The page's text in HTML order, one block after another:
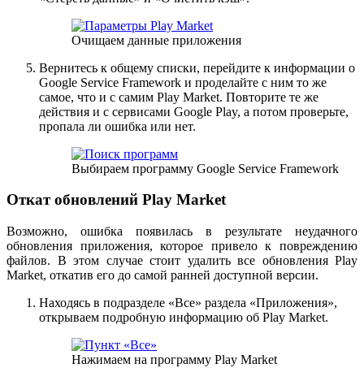
Очищаем данные приложения
Вернитесь к общему списки, перейдите к информации о
Google Service Framework и проделайте с ним то же
самое, что и с самим Play Market. Повторите те же
действия и с сервисами Google Play, а потом проверьте,
пропала ли ошибка или нет.
Выбираем программу Google Service Framework
Откат обновлений Play Market
Возможно, ошибка появилась в результате неудачного
обновления приложения, которое привело к повреждению
файлов. В этом случае стоит удалить все обновления Play
Market, откатив его до самой ранней доступной версии.
Находясь в подразделе «Все» раздела «Приложения»,
открываем подробную информацию об Play Market.
Нажимаем на программу Play Market